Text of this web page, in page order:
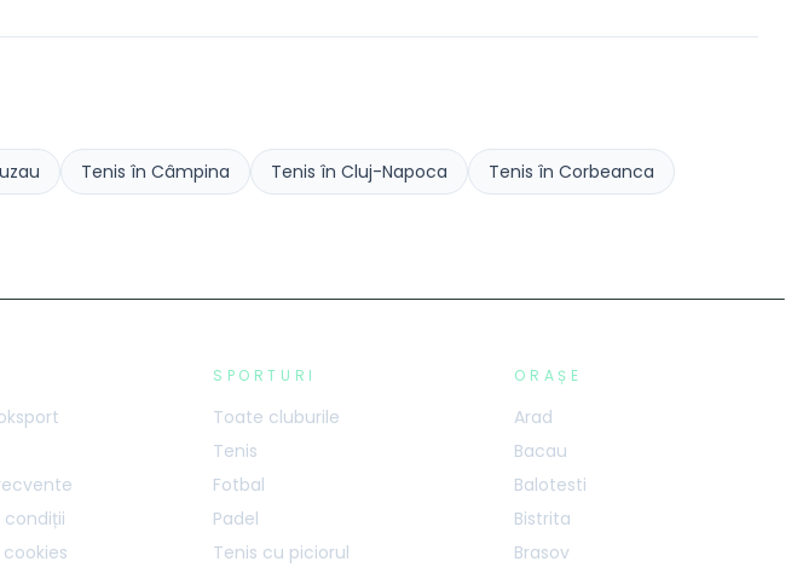
Tenis în Câmpina Tenis în Cluj-Napoca Tenis în Corbeanca
condiții
SPORTURI
Toate cluburile
Tenis
Fotbal
Padel
Tenis cu piciorul
ORAȘE
Arad
Bacau
Balotesti
Bistrita
Brasov